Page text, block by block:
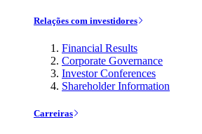
Relações com investidores
Financial Results
Corporate Governance
Investor Conferences
Shareholder Information
Carreiras